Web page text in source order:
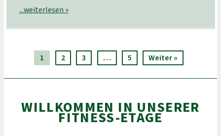
...weiterlesen »
1 2 3 … 5 Weiter »
WILLKOMMEN IN UNSERER
FITNESS-ETAGE